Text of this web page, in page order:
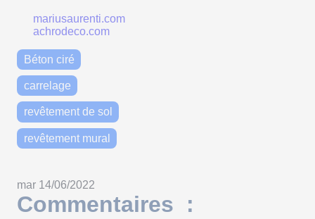
mariusaurenti.com
achrodeco.com
Béton ciré
carrelage
revêtement de sol
revêtement mural
mar 14/06/2022
Commentaires :